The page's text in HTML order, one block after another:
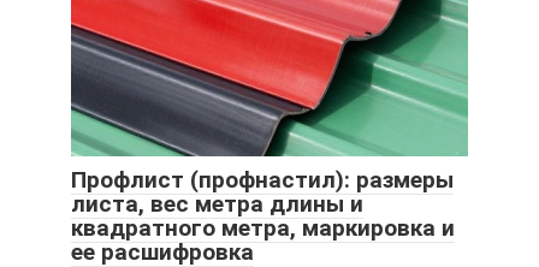
Профлист (профнастил): размеры
листа, вес метра длины и
квадратного метра, маркировка и
ее расшифровка